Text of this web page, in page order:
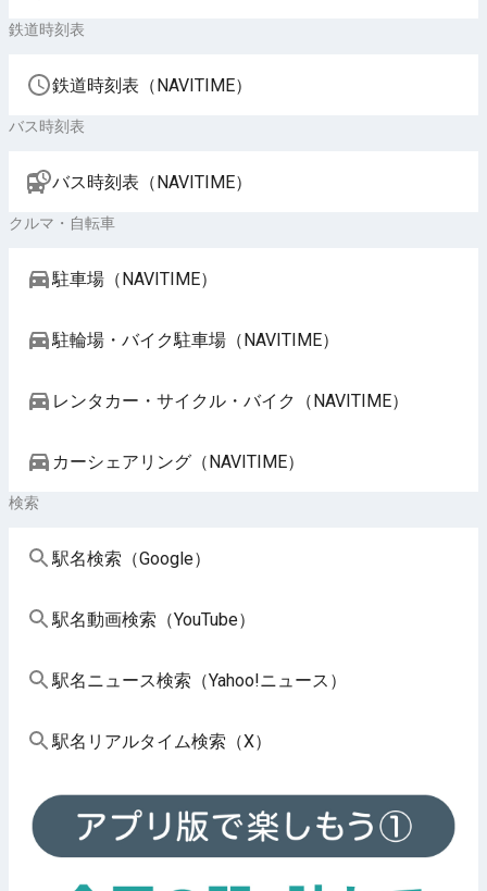
鉄道時刻表
鉄道時刻表（NAVITIME）
バス時刻表
バス時刻表（NAVITIME）
クルマ・自転車
駐車場（NAVITIME）
駐輪場・バイク駐車場（NAVITIME）
レンタカー・サイクル・バイク（NAVITIME）
カーシェアリング（NAVITIME）
検索
駅名検索（Google）
駅名動画検索（YouTube）
駅名ニュース検索（Yahoo!ニュース）
駅名リアルタイム検索（X）